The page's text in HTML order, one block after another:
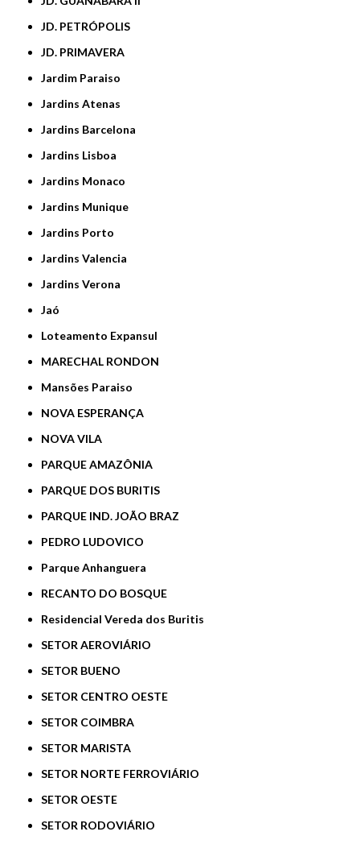
JD. PETRÓPOLIS
JD. PRIMAVERA
Jardim Paraiso
Jardins Atenas
Jardins Barcelona
Jardins Lisboa
Jardins Monaco
Jardins Munique
Jardins Porto
Jardins Valencia
Jardins Verona
Jaó
Loteamento Expansul
MARECHAL RONDON
Mansões Paraiso
NOVA ESPERANÇA
NOVA VILA
PARQUE AMAZÔNIA
PARQUE DOS BURITIS
PARQUE IND. JOÃO BRAZ
PEDRO LUDOVICO
Parque Anhanguera
RECANTO DO BOSQUE
Residencial Vereda dos Buritis
SETOR AEROVIÁRIO
SETOR BUENO
SETOR CENTRO OESTE
SETOR COIMBRA
SETOR MARISTA
SETOR NORTE FERROVIÁRIO
SETOR OESTE
SETOR RODOVIÁRIO